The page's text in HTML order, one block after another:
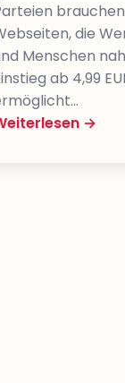
die
Menschen
ab 4,99
→